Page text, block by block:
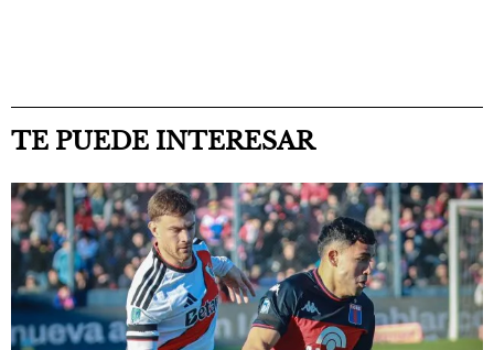
TE PUEDE INTERESAR